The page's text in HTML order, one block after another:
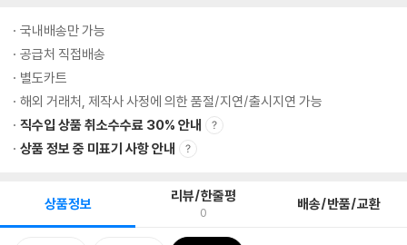
국내배송만 가능
공급처 직접배송
별도카트
해외 거래처, 제작사 사정에 의한 품절/지연/출시지연 가능
직수입 상품 취소수수료 30% 안내
상품 정보 중 미표기 사항 안내
상품정보 리뷰/한줄평
0 배송/반품/교환